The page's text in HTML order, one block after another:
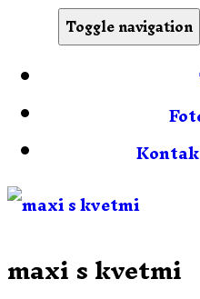
Toggle navigation
maxi s kvetmi